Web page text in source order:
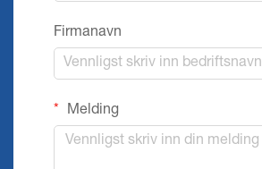
Firmanavn
Melding